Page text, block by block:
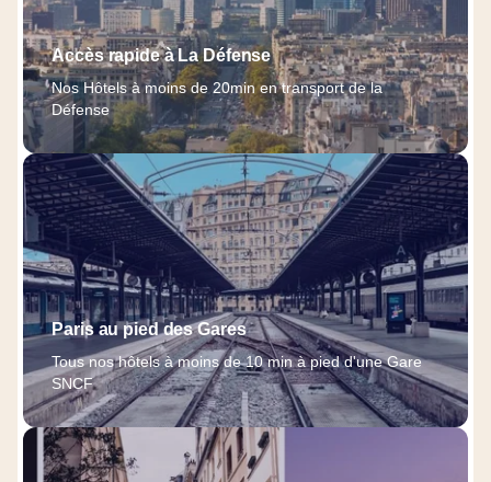
Accès rapide à La Défense
Nos Hôtels à moins de 20min en transport de la
Défense
Paris au pied des Gares
Tous nos hôtels à moins de 10 min à pied d'une Gare
SNCF